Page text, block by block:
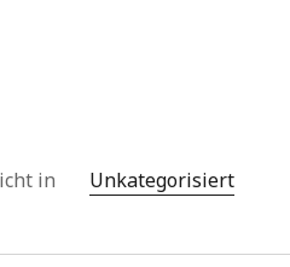
in Unkategorisiert